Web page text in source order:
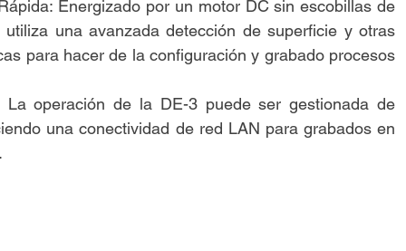
Energizado por un motor DC sin escobillas de
una avanzada detección de superficie y otras
para hacer de la configuración y grabado procesos
La operación de la DE-3 puede ser gestionada de
una conectividad de red LAN para grabados en